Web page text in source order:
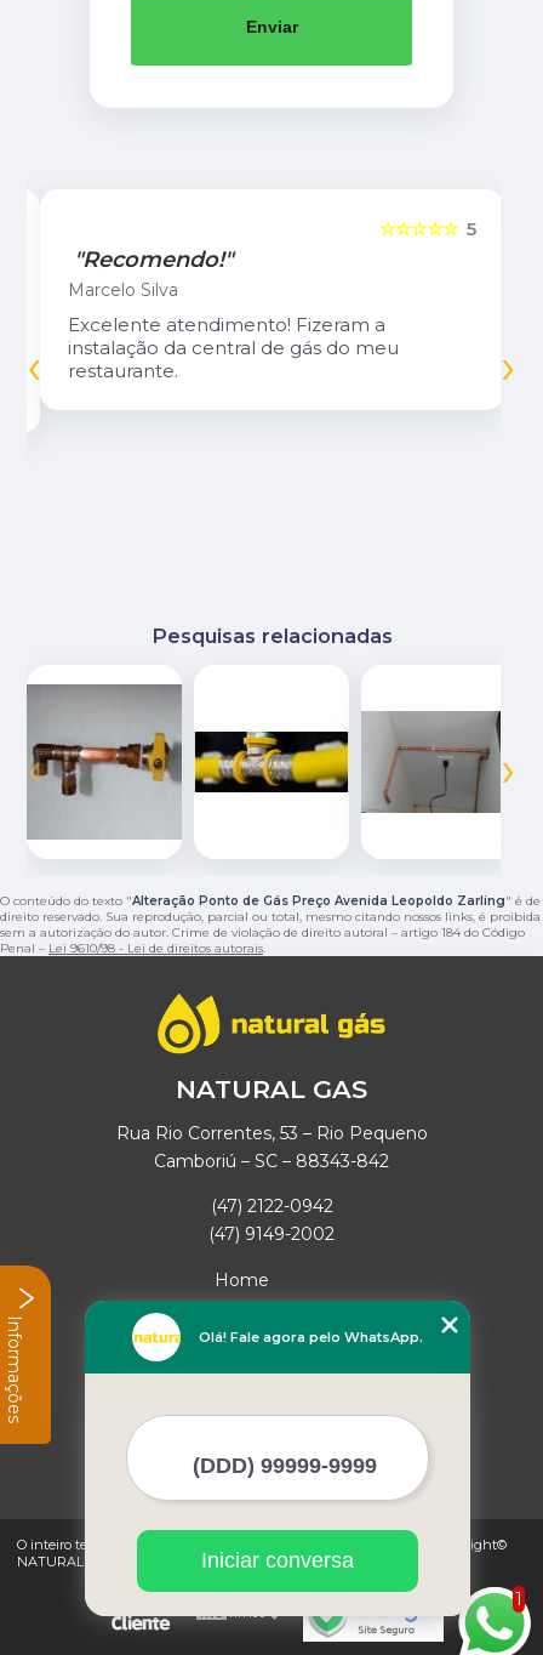
Enviar
5
☆☆☆☆☆
"Recomendo!"
Marcelo Silva
Excelente atendimento! Fizeram a
instalação da central de gás do meu
restaurante.
‹ ›
Pesquisas relacionadas
‹ ›
O conteúdo do texto "Alteração Ponto de Gás Preço Avenida Leopoldo Zarling" é de
direito reservado. Sua reprodução, parcial ou total, mesmo citando nossos links, é proibida
sem a autorização do autor. Crime de violação de direito autoral – artigo 184 do Código
Penal – Lei 9610/98 - Lei de direitos autorais.
NATURAL GAS
Rua Rio Correntes, 53 – Rio Pequeno
Camboriú – SC – 88343-842
(47) 2122-0942
(47) 9149-2002
Home
Empresa
Missão
Mapa do site
O inteiro teor deste site está sujeito à proteção de direitos autorais. Copyright©
NATURAL GAS (Lei 9610 de 19/02/1998)
1
Olá! Fale agora pelo WhatsApp.
Iniciar conversa
Informações